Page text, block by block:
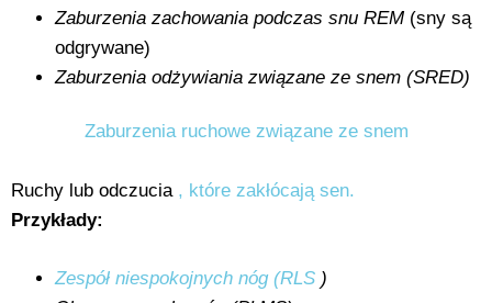
Zaburzenia zachowania podczas snu REM (sny są
odgrywane)
Zaburzenia odżywiania związane ze snem (SRED)
Zaburzenia ruchowe związane ze snem
Ruchy lub odczucia , które zakłócają sen.
Przykłady:
Zespół niespokojnych nóg (RLS )